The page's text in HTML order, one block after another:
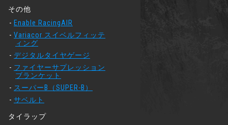
その他
Enable RacingAIR
Variacor スイベルフィッテ
ィング
デジタルタイヤゲージ
ファイヤーサプレッション
ブランケット
スーパーB（SUPER-B）
サベルト
タイラップ